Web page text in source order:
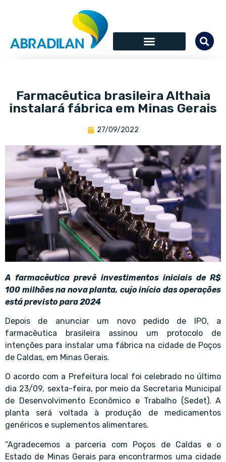
Farmacêutica brasileira Althaia
instalará fábrica em Minas Gerais
27/09/2022
A farmacêutica prevê investimentos iniciais de R$
100 milhões na nova planta, cujo início das operações
está previsto para 2024
Depois de anunciar um novo pedido de IPO, a
farmacêutica brasileira assinou um protocolo de
intenções para instalar uma fábrica na cidade de Poços
de Caldas, em Minas Gerais.
O acordo com a Prefeitura local foi celebrado no último
dia 23/09, sexta-feira, por meio da Secretaria Municipal
de Desenvolvimento Econômico e Trabalho (Sedet). A
planta será voltada à produção de medicamentos
genéricos e suplementos alimentares.
“Agradecemos a parceria com Poços de Caldas e o
Estado de Minas Gerais para encontrarmos uma cidade